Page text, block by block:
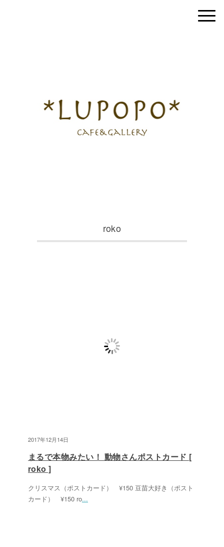
roko
2017年12月14日
まるで本物みたい！ 動物さんポストカード [
roko ]
クリスマス（ポストカード） ¥150 豆苗大好き（ポスト
カード） ¥150 ro...